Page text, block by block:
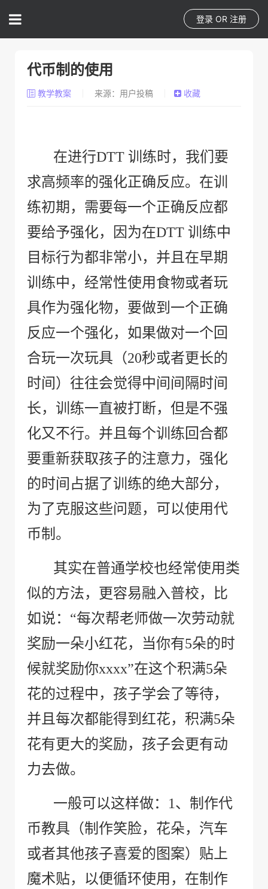
登录 OR 注册
代币制的使用
教学教案 来源：用户投稿 收藏
在进行DTT 训练时，我们要
求高频率的强化正确反应。在训
练初期，需要每一个正确反应都
要给予强化，因为在DTT 训练中
目标行为都非常小，并且在早期
训练中，经常性使用食物或者玩
具作为强化物，要做到一个正确
反应一个强化，如果做对一个回
合玩一次玩具（20秒或者更长的
时间）往往会觉得中间间隔时间
长，训练一直被打断，但是不强
化又不行。并且每个训练回合都
要重新获取孩子的注意力，强化
的时间占据了训练的绝大部分，
为了克服这些问题，可以使用代
币制。
其实在普通学校也经常使用类
似的方法，更容易融入普校，比
如说：“每次帮老师做一次劳动就
奖励一朵小红花，当你有5朵的时
候就奖励你xxxx”在这个积满5朵
花的过程中，孩子学会了等待，
并且每次都能得到红花，积满5朵
花有更大的奖励，孩子会更有动
力去做。
一般可以这样做： 1、制作代
币教具（制作笑脸，花朵，汽车
或者其他孩子喜爱的图案）贴上
魔术贴，以便循环使用，在制作